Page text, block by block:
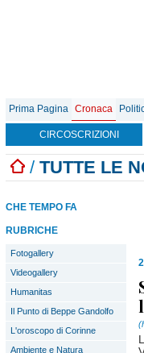
Prima Pagina Cronaca
CIRCOSCRIZIONI
/ TUTTE LE
CHE TEMPO FA
RUBRICHE
Fotogallery
Videogallery
Humanitas
Il Punto di Beppe Gandolfo
L'oroscopo di Corinne
Ambiente e Natura